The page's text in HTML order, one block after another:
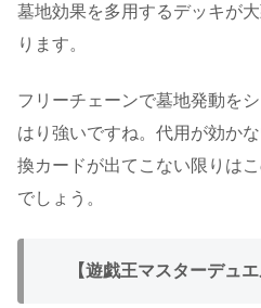
墓地効果を多用するデッキが
ります。
フリーチェーンで墓地発動を
はり強いですね。代用が効か
換カードが出てこない限りは
でしょう。
【遊戯王マスターデュ